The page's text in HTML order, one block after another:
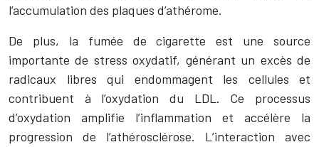
l’accumulation des plaques d’athérome.
De plus, la fumée de cigarette est une source
importante de stress oxydatif, générant un excès de
radicaux libres qui endommagent les cellules et
contribuent à l’oxydation du LDL. Ce processus
d’oxydation amplifie l’inflammation et accélère la
progression de l’athérosclérose. L’interaction avec